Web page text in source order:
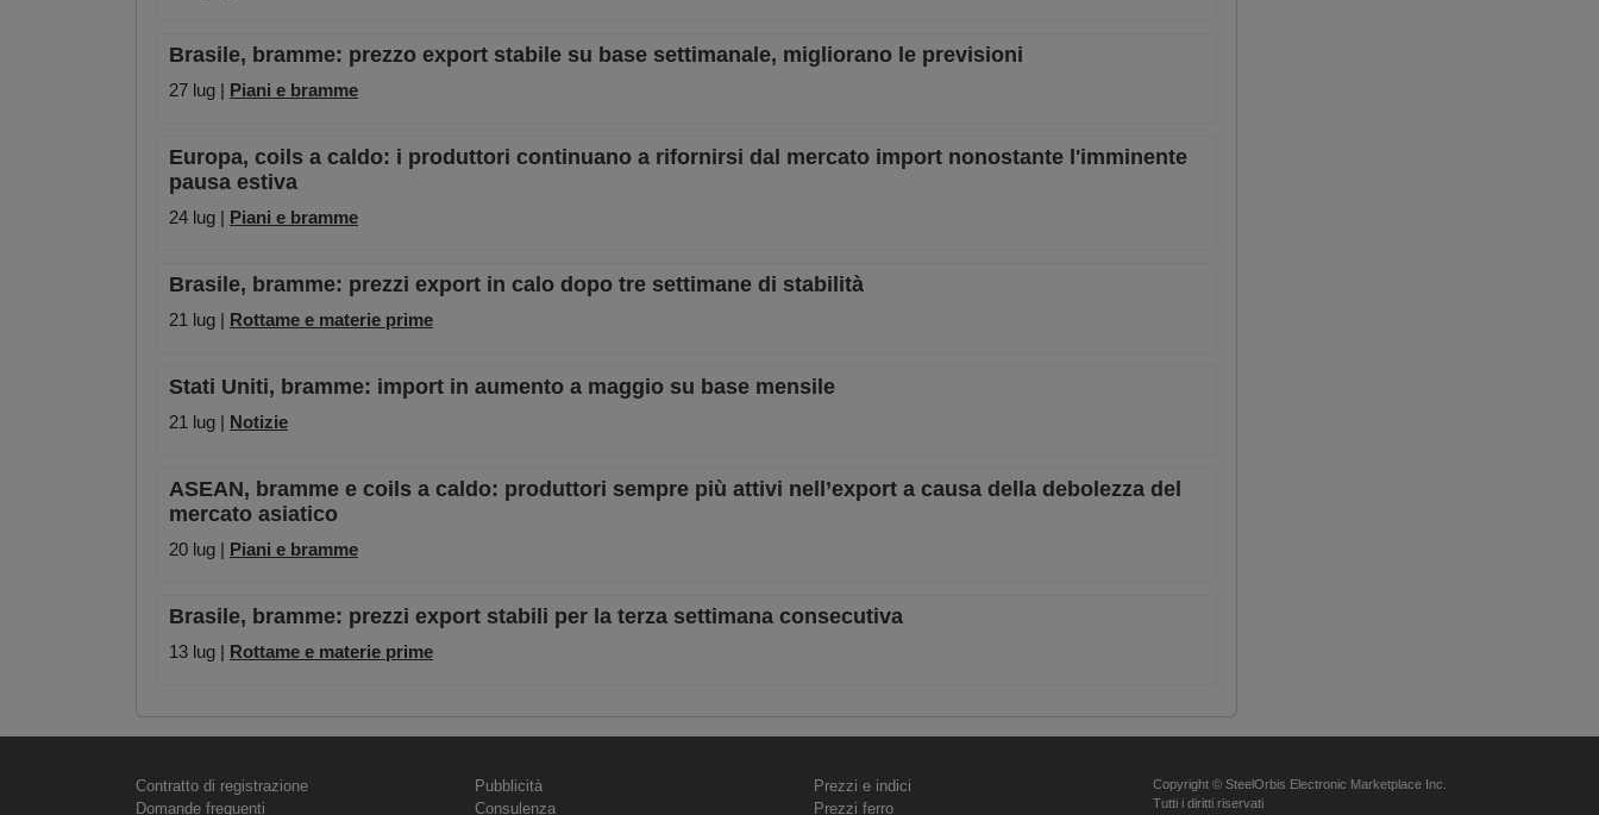
Brasile, bramme: prezzo export stabile su base settimanale, migliorano le previsioni
27 lug | Piani e bramme
Europa, coils a caldo: i produttori continuano a rifornirsi dal mercato import nonostante l'imminente
pausa estiva
24 lug | Piani e bramme
Brasile, bramme: prezzi export in calo dopo tre settimane di stabilità
21 lug | Rottame e materie prime
Stati Uniti, bramme: import in aumento a maggio su base mensile
21 lug | Notizie
ASEAN, bramme e coils a caldo: produttori sempre più attivi nell’export a causa della debolezza del
mercato asiatico
20 lug | Piani e bramme
Brasile, bramme: prezzi export stabili per la terza settimana consecutiva
13 lug | Rottame e materie prime
Contratto di registrazione
Domande frequenti
Pubblicità
Consulenza
Prezzi e indici
Prezzi ferro
Copyright © SteelOrbis Electronic Marketplace Inc.
Tutti i diritti riservati